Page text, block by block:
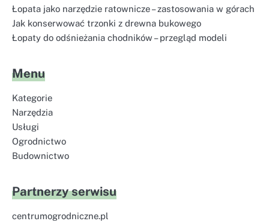
Łopata jako narzędzie ratownicze – zastosowania w górach
Jak konserwować trzonki z drewna bukowego
Łopaty do odśnieżania chodników – przegląd modeli
Menu
Kategorie
Narzędzia
Usługi
Ogrodnictwo
Budownictwo
Partnerzy serwisu
centrumogrodniczne.pl